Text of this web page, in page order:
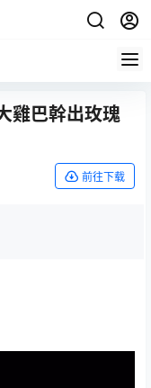
雞巴幹出玫瑰
前往下载